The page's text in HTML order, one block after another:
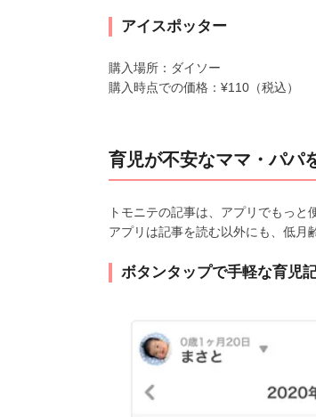
アイスポッター
購入場所：ダイソー
購入時点での価格：¥110（税込）
育児が不安なママ・パパ
トモニテの記事は、アプリでもっと
アプリは記事を読む以外にも、低月
ボタンタップで手軽な育児